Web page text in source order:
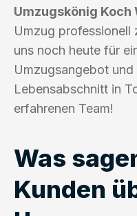
Umzugskönig
Umzug professionell
uns noch heute für
Umzugsangebot und
Lebensabschnitt in
erfahrenen Team!
Was
Kunden